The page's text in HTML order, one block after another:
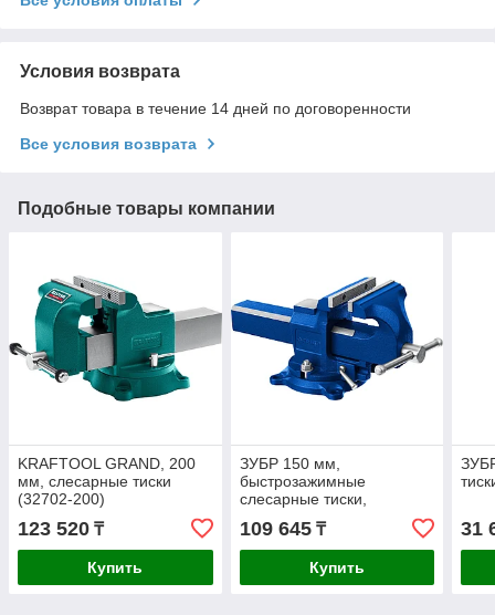
Условия возврата
Возврат товара в течение 14 дней по договоренности
Все условия возврата
Подобные товары компании
KRAFTOOL GRAND, 200
мм, слесарные тиски
(32702-200)
123 520 ₸
Купить
ЗУБР 150 мм,
быстрозажимные
слесарные тиски,
Профессионал (32707-
150 )
109 645₸
Купить
31